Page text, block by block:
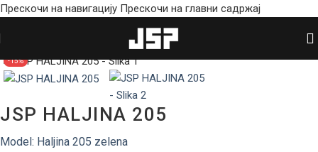
Прескочи на навигацију Прескочи на главни садржај
-15%
JSP HALJINA 205
Model: Haljina 205 zelena